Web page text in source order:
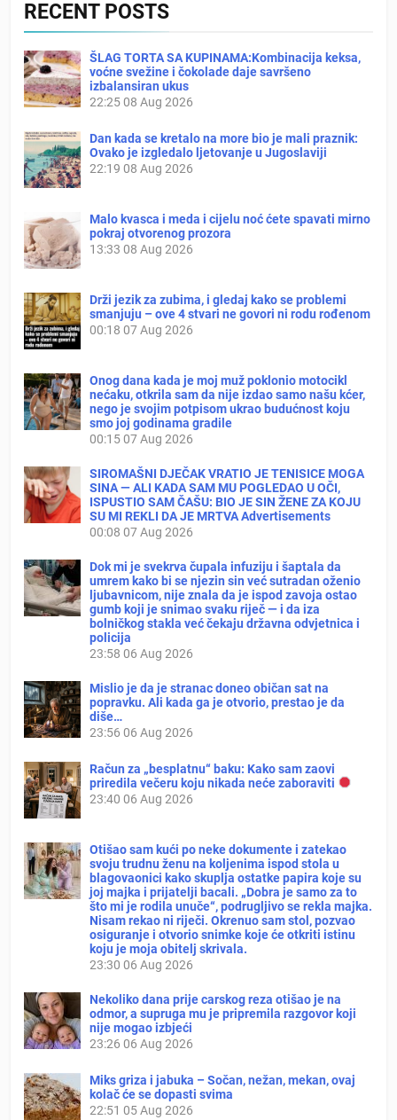
RECENT POSTS
ŠLAG TORTA SA KUPINAMA:Kombinacija keksa,
voćne svežine i čokolade daje savršeno
izbalansiran ukus
22:2508 Aug 2026
Dan kada se kretalo na more bio je mali praznik:
Ovako je izgledalo ljetovanje u Jugoslaviji
22:19 08 Aug 2026
Malo kvasca i meda i cijelu noć ćete spavati mirno
pokraj otvorenog prozora
13:33 08 Aug 2026
Drži jezik za zubima, i gledaj kako se problemi
smanjuju – ove 4 stvari ne govori ni rodu rođenom
00:18 07 Aug 2026
Onog dana kada je moj muž poklonio motocikl
nećaku, otkrila sam da nije izdao samo našu kćer,
nego je svojim potpisom ukrao budućnost koju
smo joj godinama gradile
00:1507 Aug 2026
SIROMAŠNI DJEČAK VRATIO JE TENISICE MOGA
SINA — ALI KADA SAM MU POGLEDAO U OČI,
ISPUSTIO SAM ČAŠU: BIO JE SIN ŽENE ZA KOJU
SU MI REKLI DA JE MRTVA Advertisements
00:08 07 Aug 2026
Dok mi je svekrva čupala infuziju i šaptala da
umrem kako bi se njezin sin već sutradan oženio
ljubavnicom, nije znala da je ispod zavoja ostao
gumb koji je snimao svaku riječ — i da iza
bolničkog stakla već čekaju državna odvjetnica i
policija
23:58 06 Aug 2026
Mislio je da je stranac doneo običan sat na
popravku. Ali kada ga je otvorio, prestao je da
diše…
23:56 06 Aug 2026
Račun za „besplatnu“ baku: Kako sam zaovi
priredila večeru koju nikada neće zaboraviti
23:40 06 Aug 2026
Otišao sam kući po neke dokumente i zatekao
svoju trudnu ženu na koljenima ispod stola u
blagovaonici kako skuplja ostatke papira koje su
joj majka i prijatelji bacali. „Dobra je samo za to
što mi je rodila unuče“, podrugljivo se rekla majka.
Nisam rekao ni riječi. Okrenuo sam stol, pozvao
osiguranje i otvorio snimke koje će otkriti istinu
koju je moja obitelj skrivala.
23:30 06 Aug 2026
Nekoliko dana prije carskog reza otišao je na
odmor, a supruga mu je pripremila razgovor koji
nije mogao izbjeći
23:26 06 Aug 2026
Miks griza i jabuka – Sočan, nežan, mekan, ovaj
kolač će se dopasti svima
22:51 05 Aug 2026